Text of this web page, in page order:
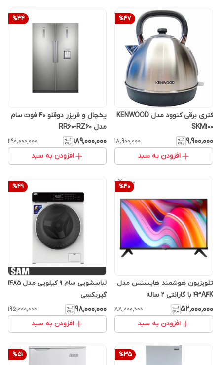
%47
کتری برقی کنوود مدل KENWOOD
SKM100
۹٬۹۰۰٬۰۰۰ ۱۸٬۹۰۰٬۰۰۰
افزودن به سبد
%34
یخچال و فریزر دوقلو 40 فوت سام
مدل RR60-RZ60
۱۸۹٬۰۰۰٬۰۰۰ ۲۹۰٬۰۰۰٬۰۰۰
افزودن به سبد
%40
تلویزیون هوشمند هایسنس مدل
43A4K با گارانتی 2 ساله
۵۲٬۰۰۰٬۰۰۰ ۸۸٬۰۰۰٬۰۰۰
افزودن به سبد
%49
لباسشویی سام 9 کیلویی مدل 1485
گیربکسی
۹۸٬۰۰۰٬۰۰۰ ۱۹۵٬۰۰۰٬۰۰۰
افزودن به سبد
%35
%51